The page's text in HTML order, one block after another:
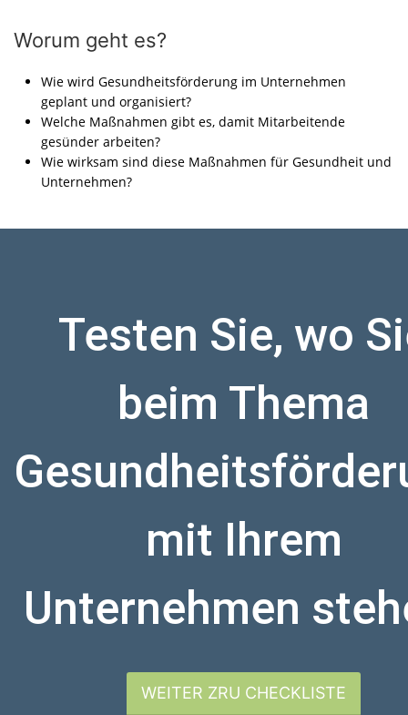
Worum geht es?
Wie wird Gesundheitsförderung im Unternehmen
geplant und organisiert?
Welche Maßnahmen gibt es, damit Mitarbeitende
gesünder arbeiten?
Wie wirksam sind diese Maßnahmen für Gesundheit und
Unternehmen?
Testen Sie, wo
beim Thema
mit Ihrem
Unternehmen
WEITER ZRU CHECKLISTE